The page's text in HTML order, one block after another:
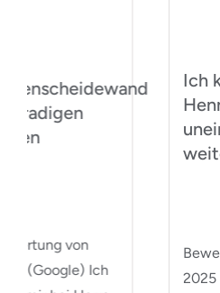
Ich kann Dr.
Henning
uneingeschränkt
weiterempfehlen!
Bewertung von
2025 (Google) Ich